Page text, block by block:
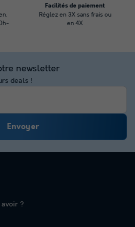
Facilités de paiement
Réglez en 3X sans frais ou
en 4X
newsletter
deals !
Envoyer
?